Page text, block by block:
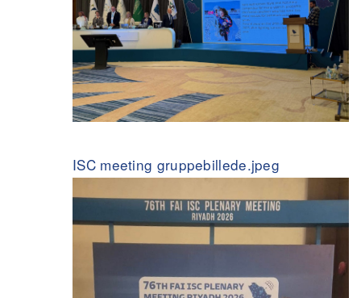
ISC meeting gruppebillede.jpeg